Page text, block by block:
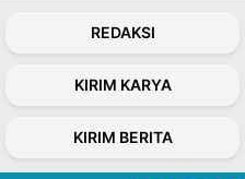
REDAKSI
KIRIM KARYA
KIRIM BERITA